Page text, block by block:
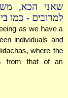
שאני הכא,
למרובים - כמו
as we have a
individuals and
where the
from that of an